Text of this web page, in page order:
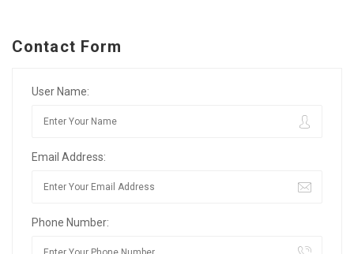
Contact Form
User Name:
Email Address:
Phone Number: